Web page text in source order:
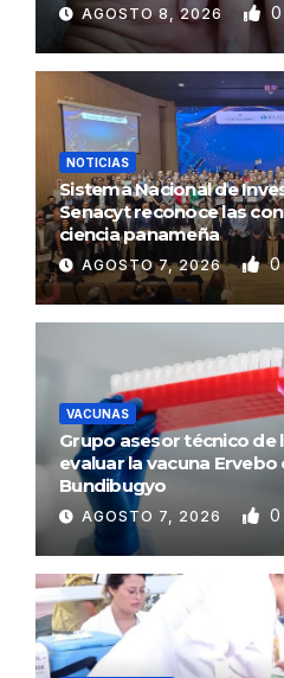
AGOSTO 8, 2026 0
NOTICIAS
Sistema Nacional de
Senacyt reconoce las
ciencia panameña
AGOSTO 7, 2026 0
VACUNAS
Grupo asesor técnico de
evaluar la vacuna
Bundibugyo
AGOSTO 7, 2026 0